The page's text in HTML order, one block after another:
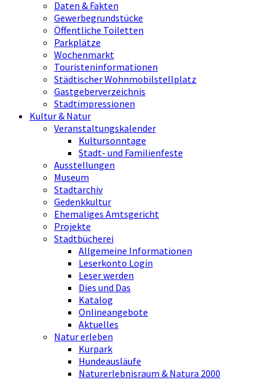
Daten & Fakten
Gewerbegrundstücke
Öffentliche Toiletten
Parkplätze
Wochenmarkt
Touristeninformationen
Städtischer Wohnmobilstellplatz
Gastgeberverzeichnis
Stadtimpressionen
Kultur & Natur
Veranstaltungskalender
Kultursonntage
Stadt- und Familienfeste
Ausstellungen
Museum
Stadtarchiv
Gedenkkultur
Ehemaliges Amtsgericht
Projekte
Stadtbücherei
Allgemeine Informationen
Leserkonto Login
Leser werden
Dies und Das
Katalog
Onlineangebote
Aktuelles
Natur erleben
Kurpark
Hundeausläufe
Naturerlebnisraum & Natura 2000